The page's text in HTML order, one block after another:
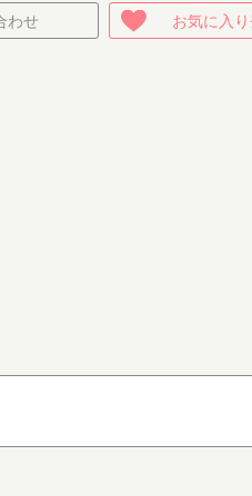
わせ お気に入